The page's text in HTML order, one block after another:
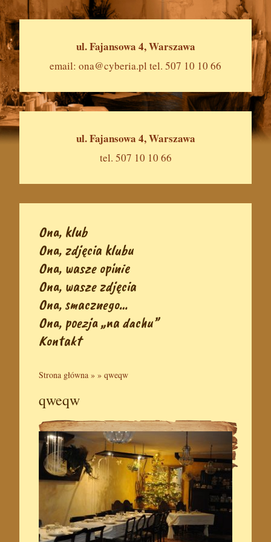
ul. Fajansowa 4, Warszawa
email: ona@cyberia.pl tel. 507 10 10 66
ul. Fajansowa 4, Warszawa
tel. 507 10 10 66
Ona, klub
Ona, zdjęcia klubu
Ona, wasze opinie
Ona, wasze zdjęcia
Ona, smacznego…
Ona, poezja „na dachu”
Kontakt
Strona główna » » qweqw
qweqw